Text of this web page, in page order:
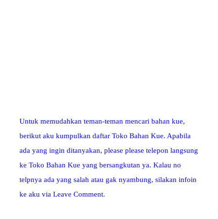
Untuk memudahkan teman-teman mencari bahan kue,
berikut aku kumpulkan daftar Toko Bahan Kue. Apabila
ada yang ingin ditanyakan, please please telepon langsung
ke Toko Bahan Kue yang bersangkutan ya. Kalau no
telpnya ada yang salah atau gak nyambung, silakan infoin
ke aku via Leave Comment.